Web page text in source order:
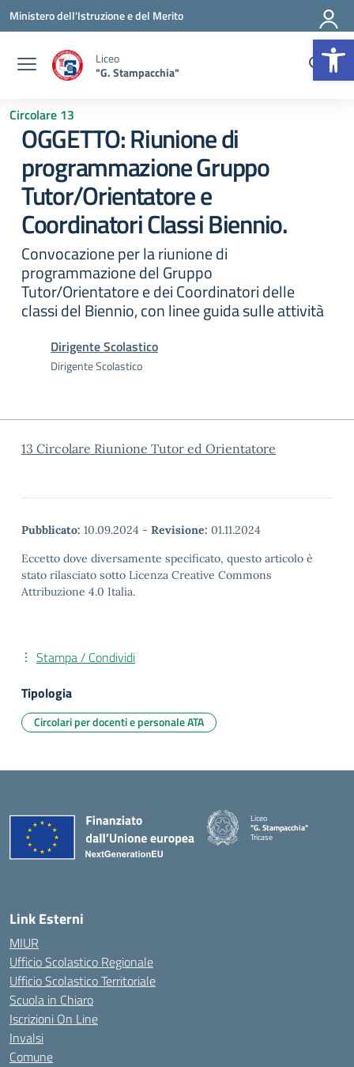
Vai ai contenuti
Vai al menu di navigazione
Vai al footer
Ministero dell'Istruzione e del Merito
Liceo
"G. Stampacchia"
Circolare 13
OGGETTO: Riunione di
programmazione Gruppo
Tutor/Orientatore e
Coordinatori Classi Biennio.
Convocazione per la riunione di
programmazione del Gruppo
Tutor/Orientatore e dei Coordinatori delle
classi del Biennio, con linee guida sulle attività
Dirigente Scolastico
Dirigente Scolastico
13 Circolare Riunione Tutor ed Orientatore
Pubblicato: 10.09.2024 - Revisione: 01.11.2024
Eccetto dove diversamente specificato, questo articolo è
stato rilasciato sotto Licenza Creative Commons
Attribuzione 4.0 Italia.
Stampa / Condividi
Tipologia
Circolari per docenti e personale ATA
Liceo
"G. Stampacchia"
Tricase
Link Esterni
MIUR
Ufficio Scolastico Regionale
Ufficio Scolastico Territoriale
Scuola in Chiaro
Iscrizioni On Line
Invalsi
Comune